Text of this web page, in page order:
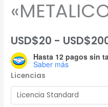
USD$20 - USD$
Hasta 12 pagos sin
Saber más
Licencias